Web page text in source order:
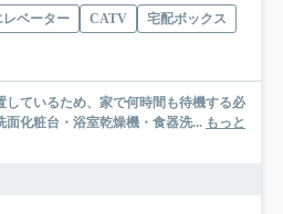
レベーター CATV
宅配ボックス
しているため、家で何時間も待機する必
化粧台・浴室乾燥機・食器洗... もっと